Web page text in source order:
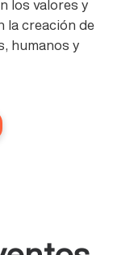
los valores y
la creación de
humanos y